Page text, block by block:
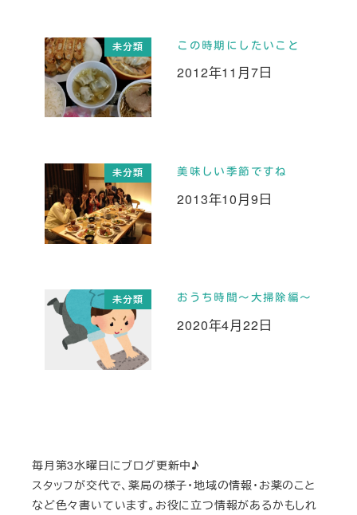
未分類 この時期にしたいこと
投稿日
2012年11月7日
未分類 美味しい季節ですね
投稿日
2013年10月9日
未分類 おうち時間～大掃除編～
投稿日
2020年4月22日
毎月第3水曜日にブログ更新中♪
スタッフが交代で、薬局の様子・地域の情報・お薬のこと
など色々書いています。お役に立つ情報があるかもしれ